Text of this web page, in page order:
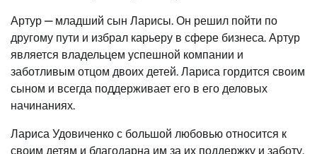
Артур — младший сын Ларисы. Он решил пойти по
другому пути и избрал карьеру в сфере бизнеса. Артур
является владельцем успешной компании и
заботливым отцом двоих детей. Лариса гордится своим
сыном и всегда поддерживает его в его деловых
начинаниях.
Лариса Удовиченко с большой любовью относится к
своим детям и благодарна им за их поддержку и заботу.